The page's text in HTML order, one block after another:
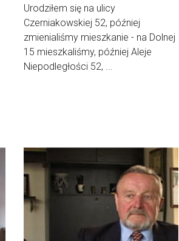
Urodziłem się na ulicy
Czerniakowskiej 52, później
zmienialiśmy mieszkanie - na Dolnej
15 mieszkaliśmy, później Aleje
Niepodległości 52, ...